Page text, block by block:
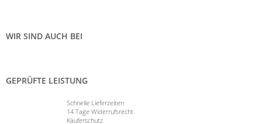
WIR SIND AUCH BEI
GEPRÜFTE LEISTUNG
Schnelle Lieferzeiten
14 Tage Widerrufsrecht
Käuferschutz